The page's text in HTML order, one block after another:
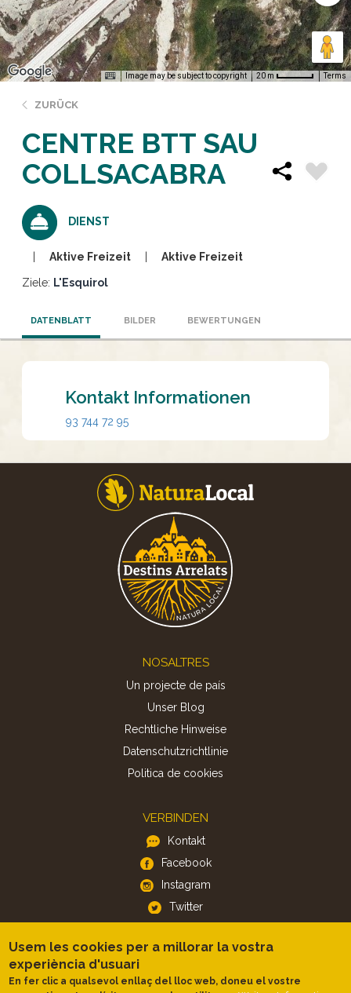
Image may be subject to copyright 20 m Terms
ZURÜCK
CENTRE BTT SAU
COLLSACABRA
DIENST
Aktive Freizeit Aktive Freizeit
Ziele: L'Esquirol
DATENBLATT BILDER BEWERTUNGEN
Kontakt Informationen
93 744 72 95
NOSALTRES
Un projecte de país
Unser Blog
Rechtliche Hinweise
Datenschutzrichtlinie
Politica de cookies
VERBINDEN
Kontakt
Facebook
Instagram
Twitter
APP
iOS
Usem les cookies per a millorar la vostra
experiència d'usuari
En fer clic a qualsevol enllaç del lloc web, doneu el vostre